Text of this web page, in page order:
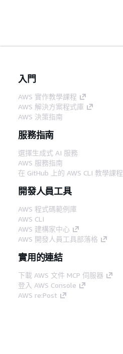
入門
AWS 實作教學課程
AWS 解決方案程式庫
AWS 決策指南
服務指南
選擇生成式 AI 服務
AWS 服務指南
在 GitHub 上的 AWS CLI 教學課程
開發人員工具
AWS 程式碼範例庫
AWS CLI
AWS 建構家中心
AWS 開發人員工具部落格
實用的連結
下載 AWS 文件 MCP 伺服器
登入 AWS Console
AWS re:Post